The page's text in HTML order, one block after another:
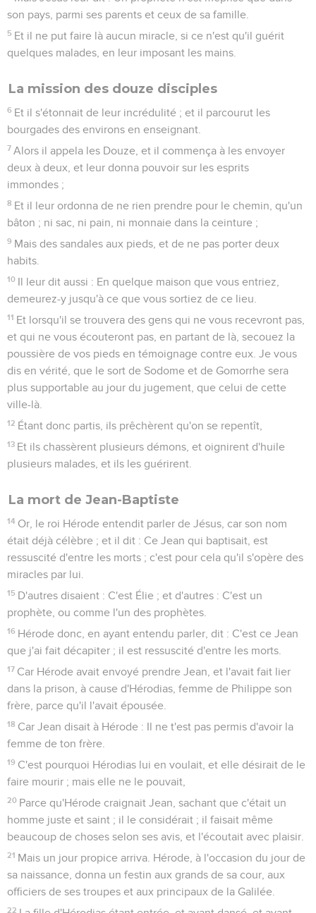
son pays, parmi ses parents et ceux de sa famille.
5 Et il ne put faire là aucun miracle, si ce n'est qu'il guérit
quelques malades, en leur imposant les mains.
La mission des douze disciples
6 Et il s'étonnait de leur incrédulité ; et il parcourut les
bourgades des environs en enseignant.
7 Alors il appela les Douze, et il commença à les envoyer
deux à deux, et leur donna pouvoir sur les esprits
immondes ;
8 Et il leur ordonna de ne rien prendre pour le chemin, qu'un
bâton ; ni sac, ni pain, ni monnaie dans la ceinture ;
9 Mais des sandales aux pieds, et de ne pas porter deux
habits.
10 Il leur dit aussi : En quelque maison que vous entriez,
demeurez-y jusqu'à ce que vous sortiez de ce lieu.
11 Et lorsqu'il se trouvera des gens qui ne vous recevront pas,
et qui ne vous écouteront pas, en partant de là, secouez la
poussière de vos pieds en témoignage contre eux. Je vous
dis en vérité, que le sort de Sodome et de Gomorrhe sera
plus supportable au jour du jugement, que celui de cette
ville-là.
12 Étant donc partis, ils prêchèrent qu'on se repentît,
13 Et ils chassèrent plusieurs démons, et oignirent d'huile
plusieurs malades, et ils les guérirent.
La mort de Jean-Baptiste
14 Or, le roi Hérode entendit parler de Jésus, car son nom
était déjà célèbre ; et il dit : Ce Jean qui baptisait, est
ressuscité d'entre les morts ; c'est pour cela qu'il s'opère des
miracles par lui.
15 D'autres disaient : C'est Élie ; et d'autres : C'est un
prophète, ou comme l'un des prophètes.
16 Hérode donc, en ayant entendu parler, dit : C'est ce Jean
que j'ai fait décapiter ; il est ressuscité d'entre les morts.
17 Car Hérode avait envoyé prendre Jean, et l'avait fait lier
dans la prison, à cause d'Hérodias, femme de Philippe son
frère, parce qu'il l'avait épousée.
18 Car Jean disait à Hérode : Il ne t'est pas permis d'avoir la
femme de ton frère.
19 C'est pourquoi Hérodias lui en voulait, et elle désirait de le
faire mourir ; mais elle ne le pouvait,
20 Parce qu'Hérode craignait Jean, sachant que c'était un
homme juste et saint ; il le considérait ; il faisait même
beaucoup de choses selon ses avis, et l'écoutait avec plaisir.
21 Mais un jour propice arriva. Hérode, à l'occasion du jour de
sa naissance, donna un festin aux grands de sa cour, aux
officiers de ses troupes et aux principaux de la Galilée.
22